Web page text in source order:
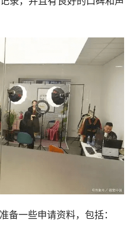
备一些申请资料，包括：